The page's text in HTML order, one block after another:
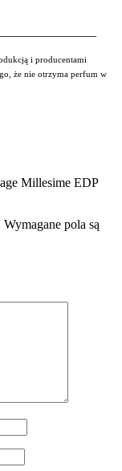
i producentami
że nie otrzyma perfum w
Millesime EDP
Wymagane pola są